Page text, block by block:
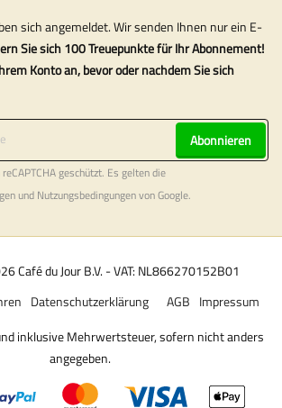
sich angemeldet. Wir senden Ihnen nur ein E-
Sie sich 100 Treuepunkte für Ihr Abonnement!
Konto an, bevor oder nachdem Sie sich
Abonnieren
geschützt. Es gelten die
und Nutzungsbedingungenvon Google.
Café du Jour B.V. - VAT: NL866270152B01
Impressum
AGB
Datenschutzerklärung
inklusive Mehrwertsteuer, sofern nicht anders
angegeben.